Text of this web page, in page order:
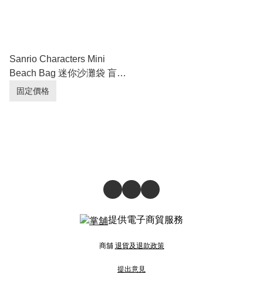
Sanrio Characters Mini
Beach Bag 迷你沙灘袋 盲盒
(Full box 原盒 - 6pcs/box)
固定價格
提供電子商貿服務
商舖 退貨及退款政策
提出意見